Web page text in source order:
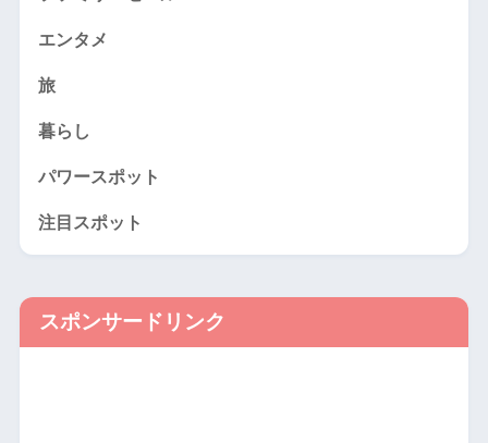
エンタメ
旅
暮らし
パワースポット
注目スポット
スポンサードリンク